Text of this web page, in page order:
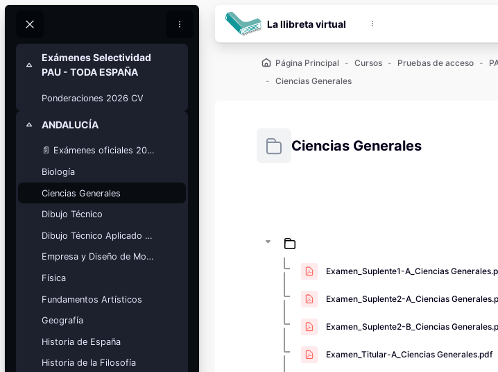
Buscar
BloquesCalendario
académico
Festivos, vacaciones y fechas
Mis cursos
¡Nos GUSTA lo que hacemos y se
NOTA!
Colapsar
Exámenes Selectividad
PAU - TODA ESPAÑA
Ponderaciones 2026 CV
Colapsar
ANDALUCÍA
📄 Exámenes oficiales 2025
Biología
Ciencias Generales
Dibujo Técnico
Dibujo Técnico Aplicado a las Artes
Empresa y Diseño de Modelos de Negocio
Física
Fundamentos Artísticos
Geografía
Historia de España
Historia de la Filosofía
La llibreta virtual
Página Principal Cursos Pruebas de acceso
Ciencias Generales
Ciencias Generales
Examen_Suplente1-A_Ciencias
Examen_Suplente2-A_Ciencias
Examen_Suplente2-B_Ciencias
Examen_Titular-A_Ciencias Generales.pdf